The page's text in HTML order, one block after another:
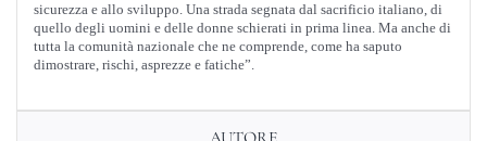
sicurezza e allo sviluppo. Una strada segnata dal sacrificio italiano, di
quello degli uomini e delle donne schierati in prima linea. Ma anche di
tutta la comunità nazionale che ne comprende, come ha saputo
dimostrare, rischi, asprezze e fatiche”.